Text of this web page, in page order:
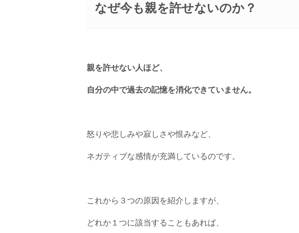
なぜ今も親を許せないのか？
親を許せない人ほど、
自分の中で過去の記憶を消化できていません。
怒りや悲しみや寂しさや恨みなど、
ネガティブな感情が充満しているのです。
これから３つの原因を紹介しますが、
どれか１つに該当することもあれば、